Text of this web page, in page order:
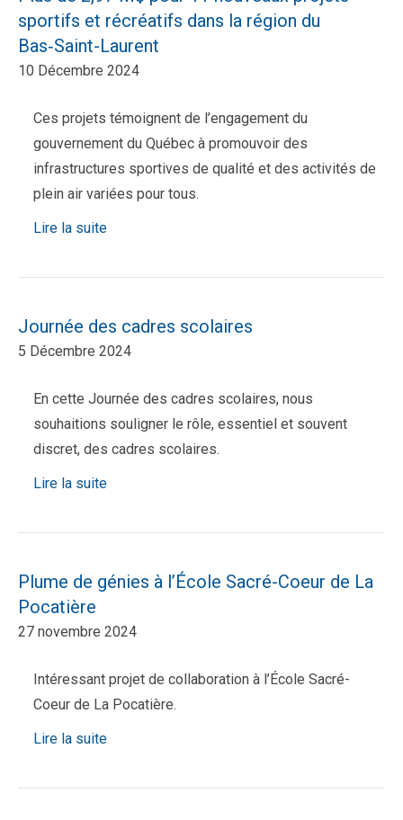
sportifs et récréatifs dans la région du
Bas‑Saint-Laurent
10 Décembre 2024
Ces projets témoignent de l’engagement du
gouvernement du Québec à promouvoir des
infrastructures sportives de qualité et des activités de
plein air variées pour tous.
Lire la suite
Journée des cadres scolaires
5 Décembre 2024
En cette Journée des cadres scolaires, nous
souhaitions souligner le rôle, essentiel et souvent
discret, des cadres scolaires.
Lire la suite
Plume de génies à l’École Sacré-Coeur de La
Pocatière
27 novembre 2024
Intéressant projet de collaboration à l’École Sacré-
Coeur de La Pocatière.
Lire la suite